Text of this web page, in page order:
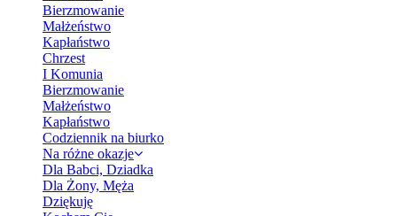
Bierzmowanie
Małżeństwo
Kapłaństwo
Chrzest
I Komunia
Bierzmowanie
Małżeństwo
Kapłaństwo
Codziennik na biurko
Na różne okazje
Dla Babci, Dziadka
Dla Żony, Męża
Dziękuję